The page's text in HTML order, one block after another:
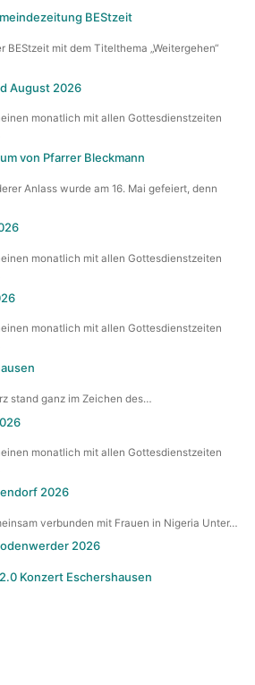
BEStzeit
BEStzeit mit dem Titelthema „Weitergehen“
August 2026
monatlich mit allen Gottesdienstzeiten
von Pfarrer Bleckmann
Anlass wurde am 16. Mai gefeiert, denn
monatlich mit allen Gottesdienstzeiten
monatlich mit allen Gottesdienstzeiten
stand ganz im Zeichen des…
monatlich mit allen Gottesdienstzeiten
2026
verbunden mit Frauen in Nigeria Unter…
2026
Konzert Eschershausen